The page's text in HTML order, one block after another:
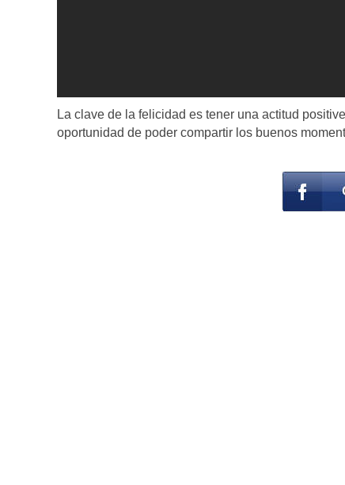
La clave de la felicidad es tener una actitud
oportunidad de poder compartir los buenos